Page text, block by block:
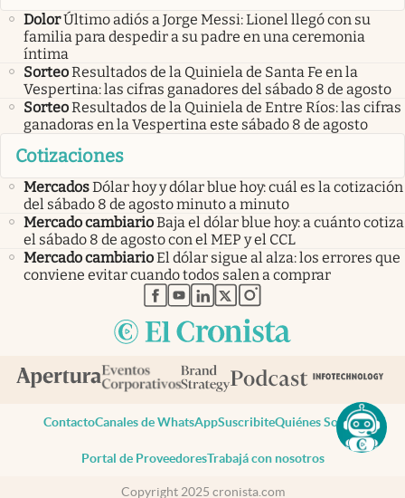
DolorÚltimo adiós a Jorge Messi: Lionel llegó con su
familia para despedir a su padre en una ceremonia
íntima
SorteoResultados de la Quiniela de Santa Fe en la
Vespertina: las cifras ganadores del sábado 8 de agosto
SorteoResultados de la Quiniela de Entre Ríos: las cifras
ganadoras en la Vespertina este sábado 8 de agosto
Cotizaciones
MercadosDólar hoy y dólar blue hoy: cuál es la cotización
del sábado 8 de agosto minuto a minuto
Mercado cambiarioBaja el dólar blue hoy: a cuánto cotiza
el sábado 8 de agosto con el MEP y el CCL
Mercado cambiarioEl dólar sigue al alza: los errores que
conviene evitar cuando todos salen a comprar
abre en nueva pestaña
abre en nueva pestaña
abre en nueva pestaña
abre en nueva pestaña
abre en nueva pestaña
ContactoCanales de WhatsAppSuscribiteQuiénes Somos
Portal de ProveedoresTrabajá con nosotros
Copyright 2025 cronista.com